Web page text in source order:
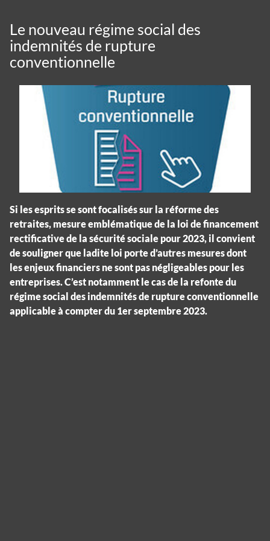
Le nouveau régime social des
indemnités de rupture
conventionnelle
Si les esprits se sont focalisés sur la réforme des
retraites, mesure emblématique de la loi de financement
rectificative de la sécurité sociale pour 2023, il convient
de souligner que ladite loi porte d’autres mesures dont
les enjeux financiers ne sont pas négligeables pour les
entreprises. C’est notamment le cas de la refonte du
régime social des indemnités de rupture conventionnelle
applicable à compter du 1er septembre 2023.